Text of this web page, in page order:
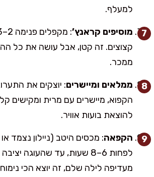
למעלף.
מוסיפים קראנץ’
קצוצים. זה קטן, אבל עושה את כל
ממכר.
ממלאים ומיישרים: יוצקים את
הקפוא, מיישרים עם מרית ומקישים
להוצאת בועות אוויר.
הקפאה: מכסים היטב (ניילון נצמד
לפחות 6–8 שעות, עד שהעוגה
מעדיפה לילה שלם, זה יוצא הכי